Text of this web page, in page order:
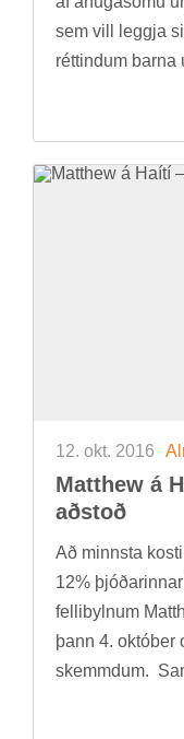
sem vill leggja
rétt­ind­um barna
12. okt. 2016
Matt­hew á
að­stoð
Að minnsta
12%
felli­byln­um
þann 4. októ­ber
skemmd­um.